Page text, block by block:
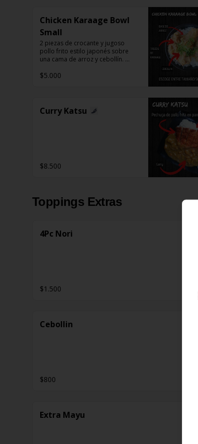
Chicken Karaage Bowl
Small
2 piezas de crocante y jugoso
pollo frito estilo japonés sobre
una cama de arroz y cebollín.
Mayo o Salsa Tonkatsu.
$5.000
Curry Katsu
$8.500
Toppings Extras
4Pc Nori
$1.500
Cebollin
$800
Extra Mayu